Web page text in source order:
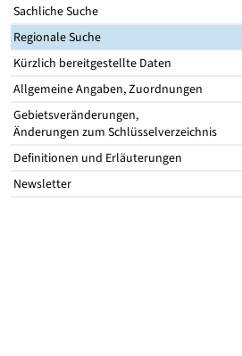
Sachliche Suche
Regionale Suche
Kürzlich bereitgestellte Daten
Allgemeine Angaben, Zuordnungen
Gebietsveränderungen,
Änderungen zum Schlüsselverzeichnis
Definitionen und Erläuterungen
Newsletter